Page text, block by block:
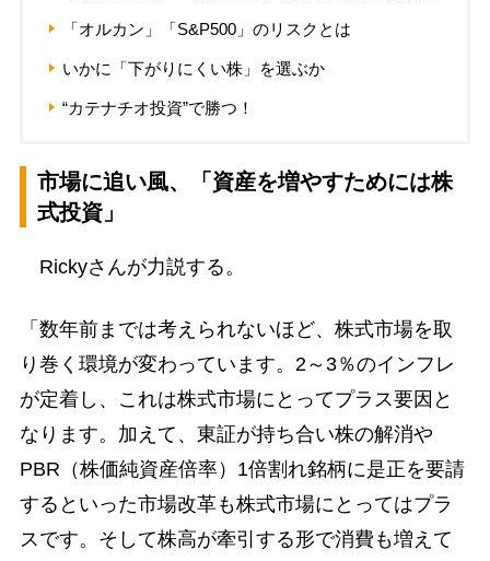
「オルカン」「S&P500」のリスクとは
いかに「下がりにくい株」を選ぶか
“カテナチオ投資”で勝つ！
市場に追い風、「資産を増やすためには株
式投資」
Rickyさんが力説する。
「数年前までは考えられないほど、株式市場を取
り巻く環境が変わっています。2～3％のインフレ
が定着し、これは株式市場にとってプラス要因と
なります。加えて、東証が持ち合い株の解消や
PBR（株価純資産倍率）1倍割れ銘柄に是正を要請
するといった市場改革も株式市場にとってはプラ
スです。そして株高が牽引する形で消費も増えて